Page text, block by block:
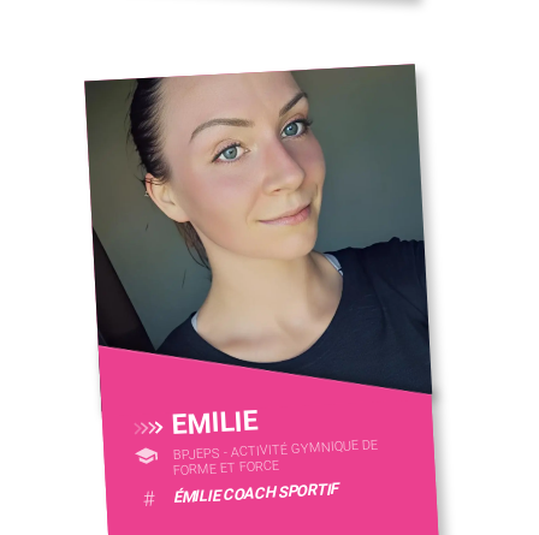
EMILIE
BPJEPS - ACTIVITÉ GYMNIQUE DE
FORME ET FORCE
# ÉMILIE COACH SPORTIF